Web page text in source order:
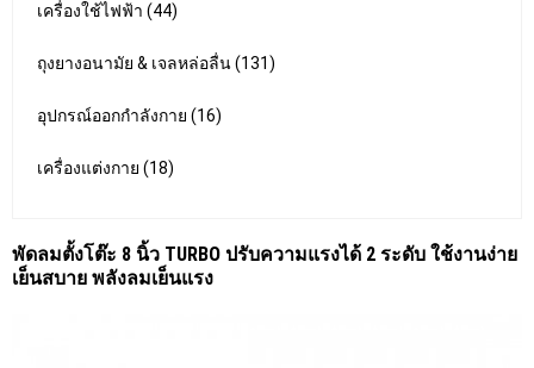
เครื่องใช้ไฟฟ้า (44)
ถุงยางอนามัย & เจลหล่อลื่น (131)
อุปกรณ์ออกกำลังกาย (16)
เครื่องแต่งกาย (18)
พัดลมตั้งโต๊ะ 8 นิ้ว TURBO ปรับความแรงได้ 2 ระดับ ใช้งานง่าย
เย็นสบาย พลังลมเย็นแรง